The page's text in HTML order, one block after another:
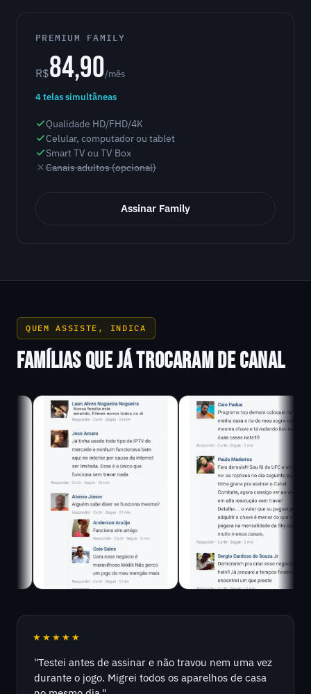
PREMIUM FAMILY
R$84,90/mês
4 telas simultâneas
Qualidade HD/FHD/4K
Celular, computador ou tablet
Smart TV ou TV Box
Canais adultos (opcional)
Assinar Family
QUEM ASSISTE, INDICA
FAMÍLIAS QUE JÁ TROCARAM DE CANAL
★★★★★
"Testei antes de assinar e não travou nem uma vez
durante o jogo. Migrei todos os aparelhos de casa